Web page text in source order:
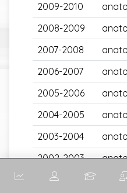
2009-2010
2008-2009
2007-2008
2006-2007
2005-2006
2004-2005
2003-2004
2002-2003
2000-2001